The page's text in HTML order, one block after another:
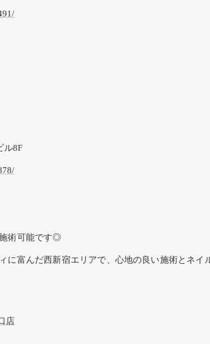
ル8F
術可能です◎
に富んだ西新宿エリアで、心地の良い施術とネイ
店